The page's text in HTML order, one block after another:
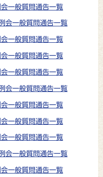
一般質問通告一覧
一般質問通告一覧
一般質問通告一覧
一般質問通告一覧
一般質問通告一覧
一般質問通告一覧
一般質問通告一覧
一般質問通告一覧
一般質問通告一覧
一般質問通告一覧
一般質問通告一覧